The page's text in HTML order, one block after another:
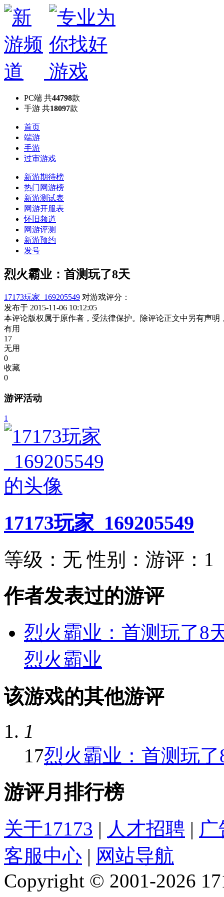
PC端 共44798款
手游 共18097款
首页
端游
手游
过审游戏
新游期待榜
热门网游榜
新游测试表
网游开服表
怀旧频道
网游评测
新游预约
发号
烈火霸业：首测玩了8天
17173玩家_169205549 对游戏评分：
发布于 2015-11-06 10:12:05
本评论版权属于原作者，受法律保护。除评论正文中另有声
有用
17
无用
0
收藏
0
游评活动
1
17173玩家_169205549
等级： 无 性别： 游评： 1
作者发表过的游评
烈火霸业：首测玩了8
烈火霸业
该游戏的其他游评
1
17烈火霸业：首测玩了
游评月排行榜
关于17173 | 人才招聘 |
客服中心 | 网站导航
Copyright © 2001-2026